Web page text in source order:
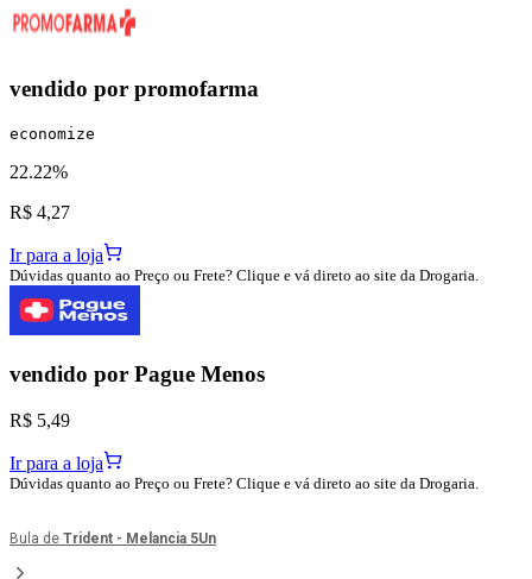
vendido por promofarma
economize
22.22%
R$ 4,27
Ir para a loja
Dúvidas quanto ao Preço ou Frete? Clique e vá direto ao site da Drogaria.
vendido por Pague Menos
R$ 5,49
Ir para a loja
Dúvidas quanto ao Preço ou Frete? Clique e vá direto ao site da Drogaria.
Bula de Trident - Melancia 5Un